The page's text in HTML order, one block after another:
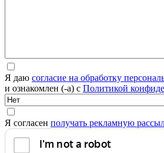
Я даю согласие на обработку
и ознакомлен (-а) с Политикой
Я согласен получать рекламную